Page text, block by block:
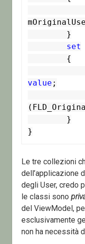
set
value ;
}
Le tre collezioni
dell’applicazione
degli User, credo
le classi sono
del ViewModel,
esclusivamente
non ha necessità